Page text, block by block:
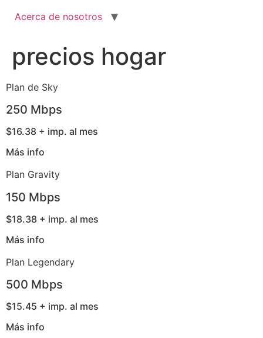
Acerca de nosotros
precios hogar
Plan de Sky
250 Mbps
$16.38 + imp. al mes
Más info
Plan Gravity
150 Mbps
$18.38 + imp. al mes
Más info
Plan Legendary
500 Mbps
$15.45 + imp. al mes
Más info